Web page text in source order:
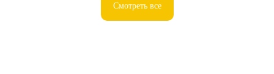
Смотреть все